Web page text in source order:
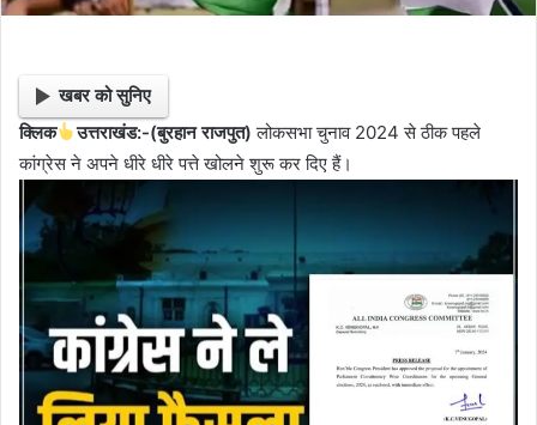
खबर को सुनिए
क्लिक
उत्तराखंड:-(बुरहान राजपुत)लोकसभा चुनाव 2024 से ठीक पहले
कांग्रेस ने अपने धीरे धीरे पत्ते खोलने शुरू कर दिए हैं।